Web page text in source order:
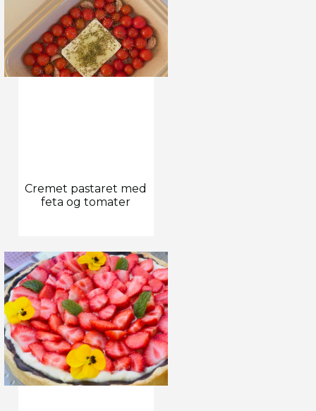
Cremet pastaret med
feta og tomater